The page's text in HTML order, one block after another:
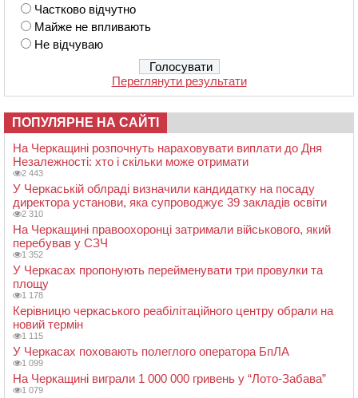
Частково відчутно
Майже не впливають
Не відчуваю
Переглянути результати
ПОПУЛЯРНЕ НА САЙТІ
На Черкащині розпочнуть нараховувати виплати до Дня
Незалежності: хто і скільки може отримати
2 443
У Черкаській облраді визначили кандидатку на посаду
директора установи, яка супроводжує 39 закладів освіти
2 310
На Черкащині правоохоронці затримали військового, який
перебував у СЗЧ
1 352
У Черкасах пропонують перейменувати три провулки та
площу
1 178
Керівницю черкаського реабілітаційного центру обрали на
новий термін
1 115
У Черкасах поховають полеглого оператора БпЛА
1 099
На Черкащині виграли 1 000 000 гривень у “Лото-Забава”
1 079